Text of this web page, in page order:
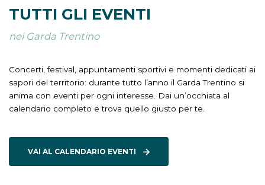
TUTTI GLI EVENTI
nel Garda Trentino
Concerti, festival, appuntamenti sportivi e momenti dedicati ai
sapori del territorio: durante tutto l’anno il Garda Trentino si
anima con eventi per ogni interesse. Dai un’occhiata al
calendario completo e trova quello giusto per te.
VAI AL CALENDARIO EVENTI